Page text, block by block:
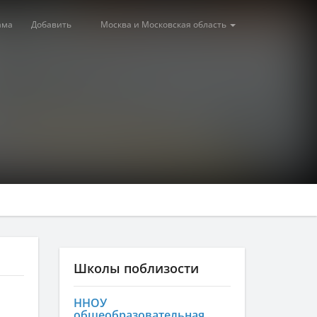
Москва и Московская область
Добавить
Школы поблизости
ННОУ